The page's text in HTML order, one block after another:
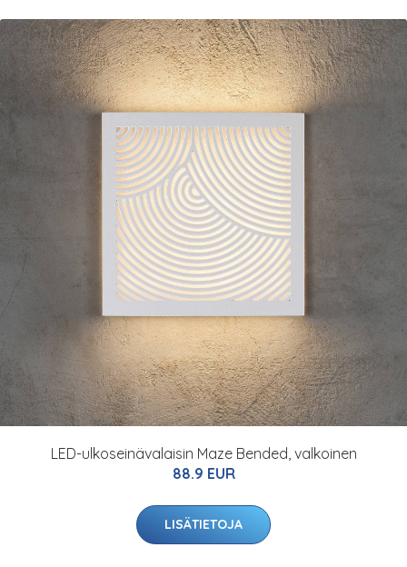
LED-ulkoseinävalaisin Maze Bended, valkoinen
88.9 EUR
LISÄTIETOJA